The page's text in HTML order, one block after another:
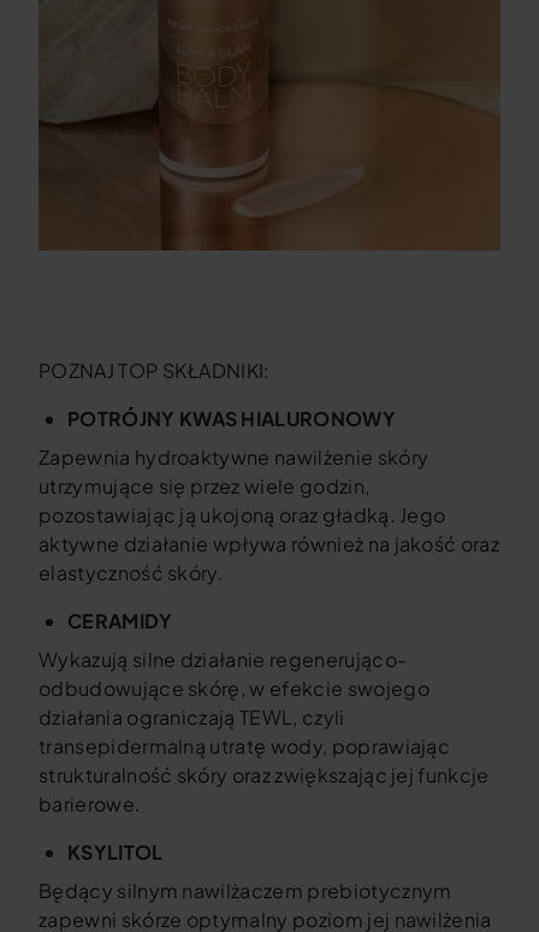
POZNAJ TOP SKŁADNIKI:
POTRÓJNY KWAS HIALURONOWY
Zapewnia hydroaktywne nawilżenie skóry
utrzymujące się przez wiele godzin,
pozostawiając ją ukojoną oraz gładką. Jego
aktywne działanie wpływa również na jakość oraz
elastyczność skóry.
CERAMIDY
Wykazują silne działanie regenerująco-
odbudowujące skórę, w efekcie swojego
działania ograniczają TEWL, czyli
transepidermalną utratę wody, poprawiając
strukturalność skóry oraz zwiększając jej funkcje
barierowe.
KSYLITOL
Będący silnym nawilżaczem prebiotycznym
zapewni skórze optymalny poziom jej nawilżenia